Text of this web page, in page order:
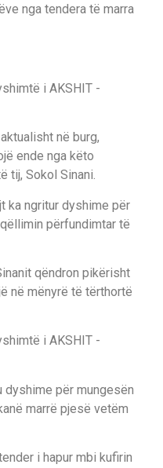
nga tendera të marra
në burg,
ende nga këto
tij, Sokol Sinani.
ka ngritur dyshime për
përfundimtar të
qëndron pikërisht
në mënyrë të tërthortë
dyshime për mungesën
marrë pjesë vetëm
i hapur mbi kufirin